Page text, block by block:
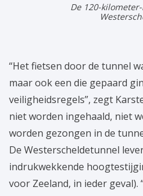
De 120-
“Het fietsen door de tunnel
maar ook een die gepaard
veiligheidsregels”, zegt
niet worden ingehaald, niet
worden gezongen in de
De Westerscheldetunnel
indrukwekkende
voor Zeeland, in ieder geval).